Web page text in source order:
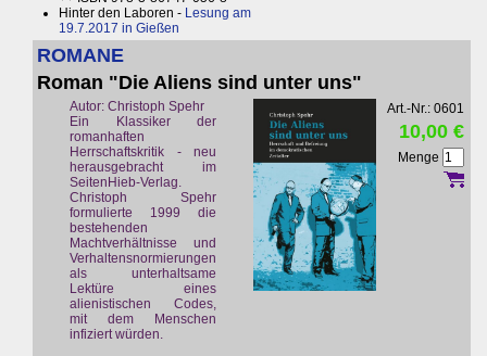
Hinter den Laboren - Lesung am
19.7.2017 in Gießen
ROMANE
Roman "Die Aliens sind unter uns"
Autor: Christoph Spehr
Ein Klassiker der
romanhaften
Herrschaftskritik - neu
herausgebracht im
SeitenHieb-Verlag.
Christoph Spehr
formulierte 1999 die
bestehenden
Machtverhältnisse und
Verhaltensnormierungen
als unterhaltsame
Lektüre eines
alienistischen Codes,
mit dem Menschen
infiziert würden.
Art.-Nr.: 0601
10,00 €
Menge